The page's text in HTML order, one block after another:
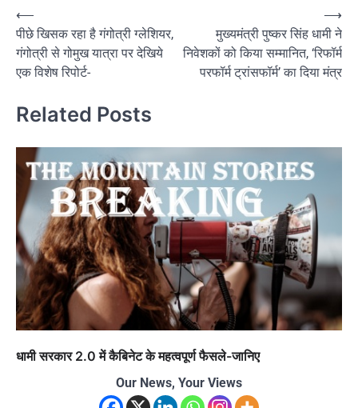
Post
navigation
⟵
पीछे खिसक रहा है गंगोत्री ग्लेशियर,
गंगोत्री से गोमुख यात्रा पर देखिये
एक विशेष रिपोर्ट-
मुख्यमंत्री पुष्कर सिंह धामी ने
निवेशकों को किया सम्मानित, ‘रिफॉर्म
परफॉर्म ट्रांसफॉर्म’ का दिया मंत्र
⟶
Related Posts
धामी सरकार 2.0 में कैबिनेट के महत्वपूर्ण फैसले-जानिए
Our News, Your Views